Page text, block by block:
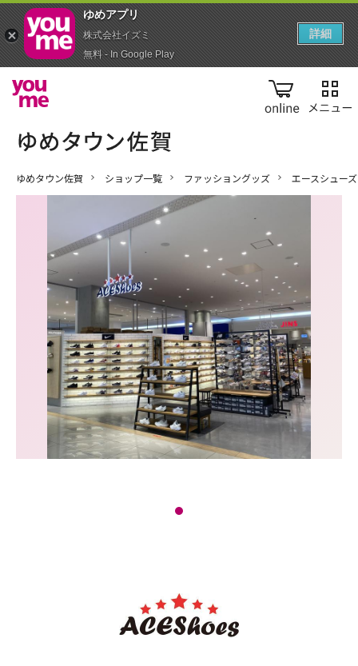
online
ゆめタウン佐賀 ショップ一覧 ファッショングッズ エースシューズ
ゆめアプ‪リ‬
株式会社イズミ
無料 - In Google Play
詳細